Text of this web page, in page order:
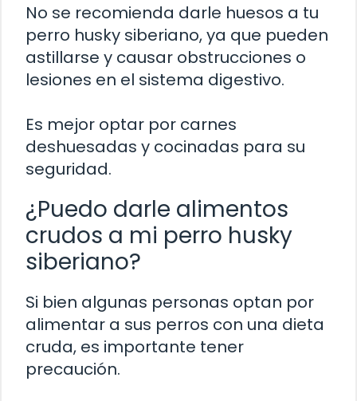
No se recomienda darle huesos a tu
perro husky siberiano, ya que pueden
astillarse y causar obstrucciones o
lesiones en el sistema digestivo.
Es mejor optar por carnes
deshuesadas y cocinadas para su
seguridad.
¿Puedo darle alimentos
crudos a mi perro husky
siberiano?
Si bien algunas personas optan por
alimentar a sus perros con una dieta
cruda, es importante tener
precaución.